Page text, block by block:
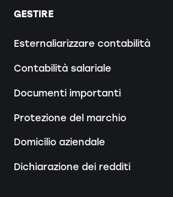
GESTIRE
Esternaliarizzare contabilità
Contabilità salariale
Documenti importanti
Protezione del marchio
Domicilio aziendale
Dichiarazione dei redditi